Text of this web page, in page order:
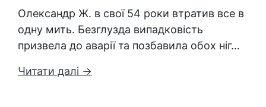
Олександр Ж. в свої 54 роки втратив все в
одну мить. Безглузда випадковість
призвела до аварії та позбавила обох ніг…
Читати далі →